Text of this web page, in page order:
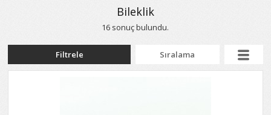
Bileklik
16 sonuç bulundu.
Filtrele Sıralama